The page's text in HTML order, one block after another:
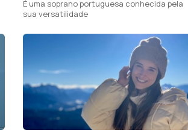
É uma soprano portuguesa conhecida pela
sua versatilidade